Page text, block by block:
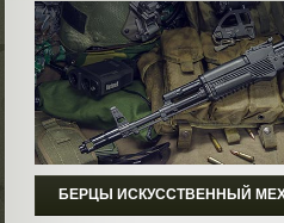
БЕРЦЫ ИСКУССТВЕННЫЙ